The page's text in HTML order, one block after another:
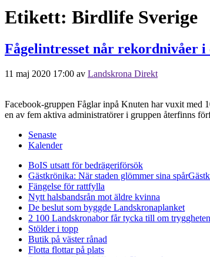
Etikett: Birdlife Sverige
Fågelintresset når rekordnivåer
11 maj 2020 17:00 av Landskrona Direkt
Facebook-gruppen Fåglar inpå Knuten har vuxit med
en av fem aktiva administratörer i gruppen återfinns
Senaste
Kalender
BoIS utsatt för bedrägeriförsök
Gästkrönika: När staden glömmer sina spår
Fängelse för rattfylla
Nytt halsbandsrån mot äldre kvinna
De beslut som byggde Landskronaplanket
2 100 Landskronabor får tycka till om tryggheten
Stölder i topp
Butik på väster rånad
Flotta flottar på plats